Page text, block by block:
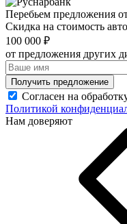
Перебьем предложения
Скидка на стоимость
100 000 ₽
от предложения других
Получить предложение
Согласен на
Политикой
Нам доверяют